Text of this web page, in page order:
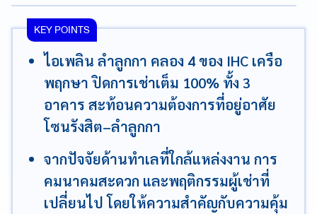
KEY POINTS
ไอเพลิน ลำลูกกา คลอง 4 ของ IHC เครือ
พฤกษา ปิดการเช่าเต็ม 100% ทั้ง 3
อาคาร สะท้อนความต้องการที่อยู่อาศัย
โซนรังสิต–ลำลูกกา
จากปัจจัยด้านทำเลที่ใกล้แหล่งงาน การ
คมนาคมสะดวก และพฤติกรรมผู้เช่าที่
เปลี่ยนไป โดยให้ความสำคัญกับความคุ้ม